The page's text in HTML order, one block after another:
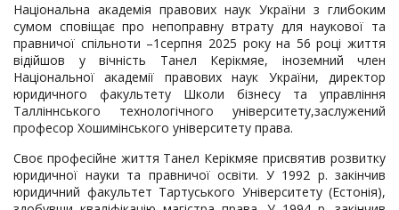
Національна академія правових наук України з глибоким
сумом сповіщає про непоправну втрату для наукової та
правничої спільноти –1серпня 2025 року на 56 році життя
відійшов у вічність Танел Керікмяе, іноземний член
Національної академії правових наук України, директор
юридичного факультету Школи бізнесу та управління
Талліннського технологічного університету,заслужений
професор Хошимінського університету права.
Своє професійне життя Танел Керікмяе присвятив розвитку
юридичної науки та правничої освіти. У 1992 р. закінчив
юридичний факультет Тартуського Університету (Естонія),